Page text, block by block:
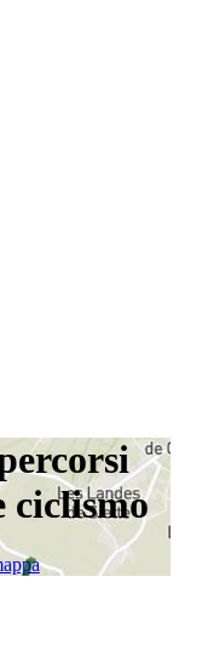
ciclismo